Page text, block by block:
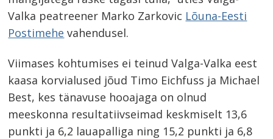
Valka peatreener Marko Zarkovic Lõuna-Eesti
Postimehe vahendusel.
Viimases kohtumises ei teinud Valga-Valka eest
kaasa korvialused jõud Timo Eichfuss ja Michael
Best, kes tänavuse hooajaga on olnud
meeskonna resultatiivseimad keskmiselt 13,6
punkti ja 6,2 lauapalliga ning 15,2 punkti ja 6,8